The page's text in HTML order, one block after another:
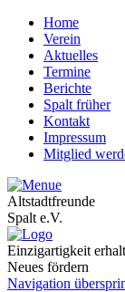
Home
Verein
Aktuelles
Termine
Berichte
Spalt früher
Kontakt
Impressum
Mitglied
Altstadtfreunde
Spalt e.V.
Einzigartigkeit
Neues fördern
Navigation